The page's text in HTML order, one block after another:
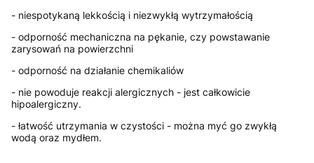
- niespotykaną lekkością i niezwykłą wytrzymałością
- odporność mechaniczna na pękanie, czy powstawanie
zarysowań na powierzchni
- odporność na działanie chemikaliów
- nie powoduje reakcji alergicznych - jest całkowicie
hipoalergiczny.
- łatwość utrzymania w czystości - można myć go zwykłą
wodą oraz mydłem.